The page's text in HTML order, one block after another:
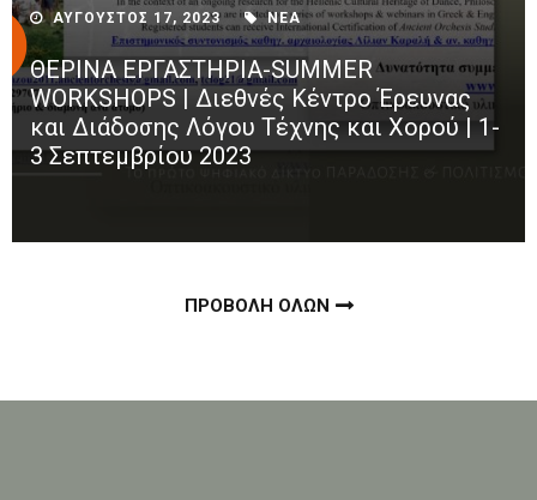
ΑΥΓΟΥΣΤΟΣ 17, 2023 ΝΕΑ
ΘΕΡΙΝΑ ΕΡΓΑΣΤΗΡΙΑ-SUMMER
WORKSHOPS | Διεθνές Κέντρο Έρευνας
και Διάδοσης Λόγου Τέχνης και Χορού | 1-
3 Σεπτεμβρίου 2023
ΠΡΟΒΟΛΗ ΟΛΩΝ